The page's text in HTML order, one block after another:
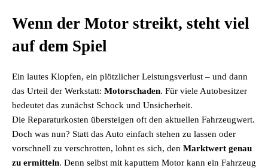
Wenn der Motor streikt, steht viel
auf dem Spiel
Ein lautes Klopfen, ein plötzlicher Leistungsverlust – und dann
das Urteil der Werkstatt: Motorschaden. Für viele Autobesitzer
bedeutet das zunächst Schock und Unsicherheit.
Die Reparaturkosten übersteigen oft den aktuellen Fahrzeugwert.
Doch was nun? Statt das Auto einfach stehen zu lassen oder
vorschnell zu verschrotten, lohnt es sich, den Marktwert genau
zu ermitteln. Denn selbst mit kaputtem Motor kann ein Fahrzeug